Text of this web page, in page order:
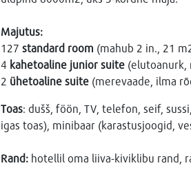
Majutus:
127 standard room (mahub 2 in., 21
4 kahetoaline junior suite(elutoanurk,
2 ühetoaline suite(merevaade, ilma
Toas: dušš, föön, TV, telefon, seif,
igas toas), minibaar (karastusjoogid,
Rand:hotellil oma liiva-kiviklibu rand,